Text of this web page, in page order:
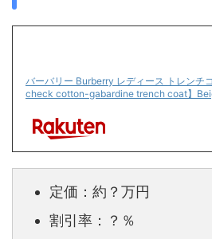
バーバリー Burberry レディース トレンチ
check cotton-gabardine trench coat】
定価：約？万円
割引率：？％